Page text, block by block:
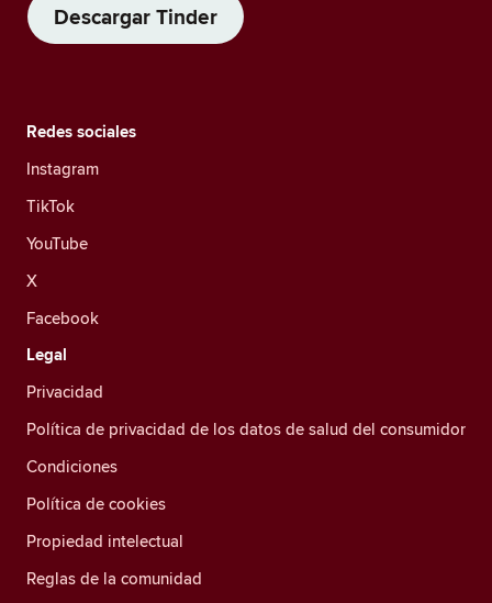
Descargar Tinder
Redes sociales
Instagram
TikTok
YouTube
X
Facebook
Legal
Privacidad
Política de privacidad de los datos de salud del consumidor
Condiciones
Política de cookies
Propiedad intelectual
Reglas de la comunidad